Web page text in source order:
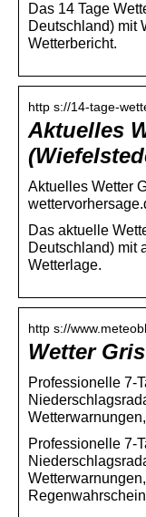
Das 14 Tage
Deutschland) mit
Wetterbericht.
http s://14-tage-
Aktuelles
Aktuelles Wetter
Das aktuelle
Deutschland) mit
Wetterlage.
http s://
Wetter
Professionelle 7-
Professionelle 7-